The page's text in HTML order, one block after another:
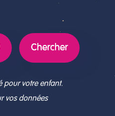
Chercher
pour votre enfant.
vos données